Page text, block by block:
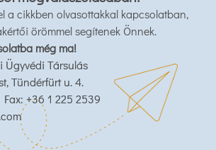
a cikkben olvasottakkal kapcsolatban,
örömmel segítenek Önnek.
még ma!
Ügyvédi Társulás
Tündérfürt u. 4.
+36 1 225 2539